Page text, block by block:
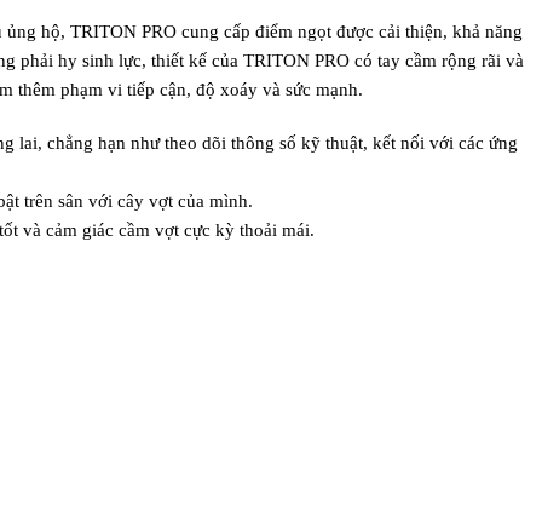
hộ, TRITON PRO cung cấp điểm ngọt được cải thiện, khả năng
phải hy sinh lực, thiết kế của TRITON PRO có tay cầm rộng rãi và
thêm phạm vi tiếp cận, độ xoáy và sức mạnh.
lai, chẳng hạn như theo dõi thông số kỹ thuật, kết nối với các ứng
trên sân với cây vợt của mình.
và cảm giác cầm vợt cực kỳ thoải mái.